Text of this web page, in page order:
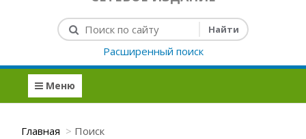
Расширенный поиск
Меню
Главная Поиск